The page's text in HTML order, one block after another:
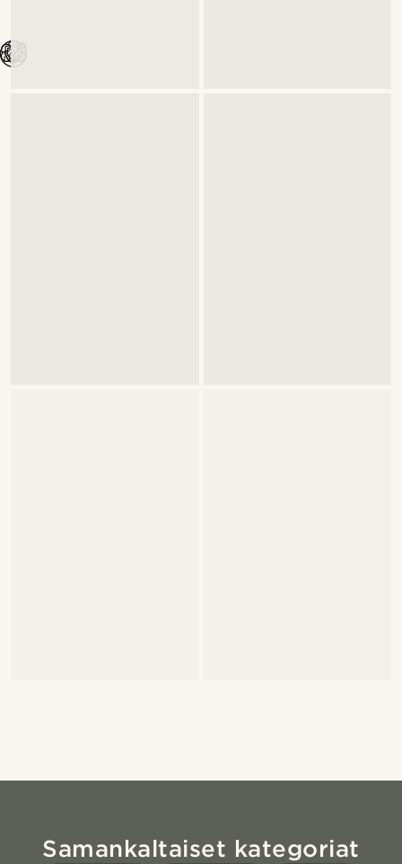
Samankaltaiset kategoriat